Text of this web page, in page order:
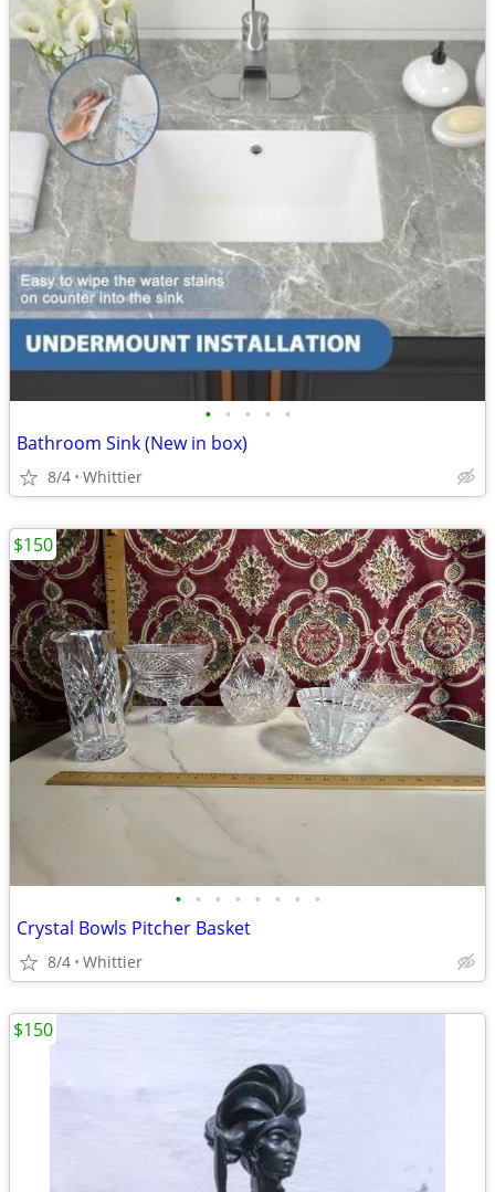
• • • • •
Bathroom Sink (New in box)
8/4 Whittier
• • • • • • • •
Crystal Bowls Pitcher Basket
8/4 Whittier
$150
$150